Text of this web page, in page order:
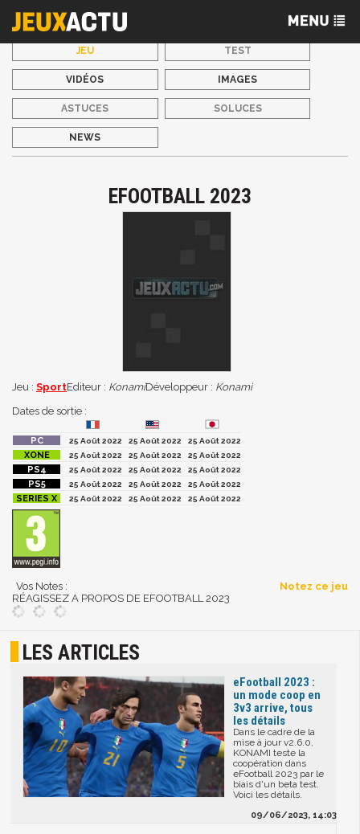
JEU TEST
VIDÉOS IMAGES
ASTUCES SOLUCES
NEWS
EFOOTBALL 2023
Jeu : SportEditeur : KonamiDéveloppeur : Konami
Dates de sortie :
25 Août 2022 25 Août 2022
25 Août 2022
25 Août 2022
25 Août 2022
25 Août 2022
25 Août 2022
25 Août 2022
25 Août 2022
25 Août 2022
25 Août 2022
25 Août 2022
25 Août 2022
25 Août 2022 25 Août 2022
Vos Notes :
Notez ce jeu
RÉAGISSEZ A PROPOS DE EFOOTBALL 2023
LES ARTICLES
eFootball 2023 :
un mode coop en
3v3 arrive, tous
les détails
Dans le cadre de la
mise à jour v2.6.0,
KONAMI teste la
coopération dans
eFootball 2023 par le
biais d'un beta test.
Voici les détails.
09/06/2023, 14:03